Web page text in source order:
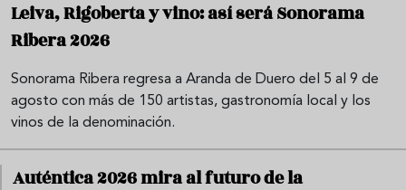
Leiva, Rigoberta y vino: así será Sonorama
Ribera 2026
Sonorama Ribera regresa a Aranda de Duero del 5 al 9 de
agosto con más de 150 artistas, gastronomía local y los
vinos de la denominación.
Auténtica 2026 mira al futuro de la